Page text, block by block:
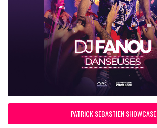
PATRICK SEBASTIEN SHOWCASE